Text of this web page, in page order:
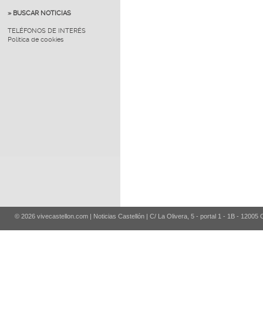
» BUSCAR NOTICIAS
TELÉFONOS DE INTERÉS
Política de cookies
© 2026 vivecastellon.com | Noticias Castellón | C/ La Olivera, 5 - portal 1 - 1B - 12005